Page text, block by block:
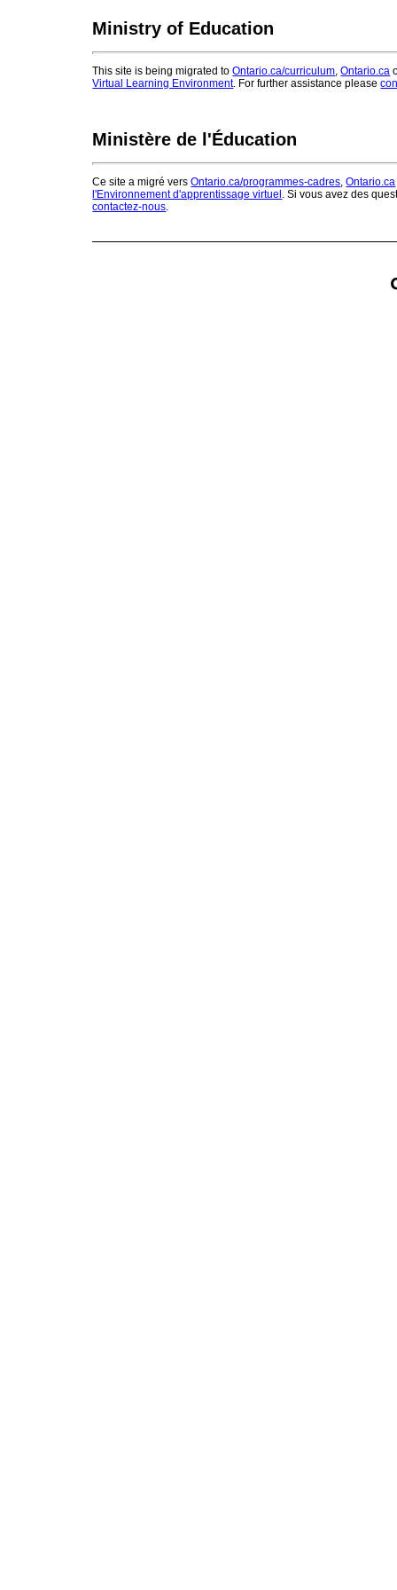
Ministry of Education
This site is being migrated toOntario.ca/curriculum ,Ontario.ca
Virtual Learning Environment. For further assistance please
Ministère de l'Éducation
Ce site a migré versOntario.ca/programmes-cadres ,Ontario.ca
l'Environnement d'apprentissage virtuel . Si vous avez des
contactez-nous